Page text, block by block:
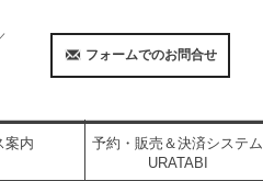
フォームでのお問合せ
案内
予約・販売＆決済システム
URATABI